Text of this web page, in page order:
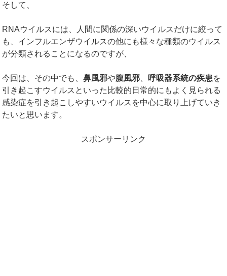
そして、
RNAウイルスには、人間に関係の深いウイルスだけに絞って
も、インフルエンザウイルスの他にも様々な種類のウイルス
が分類されることになるのですが、
今回は、その中でも、鼻風邪や腹風邪 呼吸器系統の疾患を
引き起こすウイルスといった比較的日常的にもよく見られる
感染症を引き起こしやすいウイルスを中心に取り上げていき
たいと思います。
スポンサーリンク